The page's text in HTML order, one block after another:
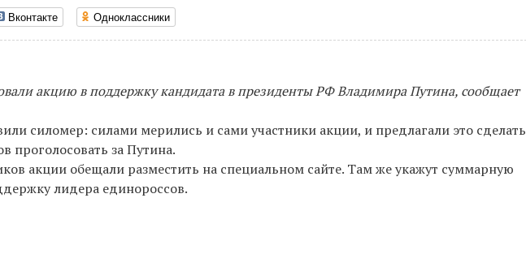
Вконтакте Одноклассники
акцию в поддержку кандидата в президенты РФ Владимира Путина, сообщает
силомер: силами мерились и сами участники акции, и предлагали это сделать
проголосовать за Путина.
акции обещали разместить на специальном сайте. Там же укажут суммарную
лидера единороссов.